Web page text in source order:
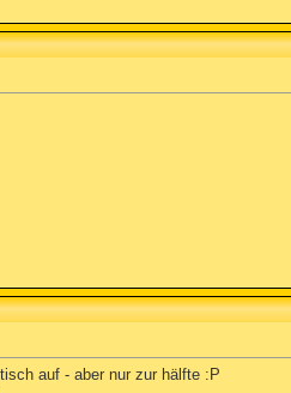
auf - aber nur zur hälfte :P